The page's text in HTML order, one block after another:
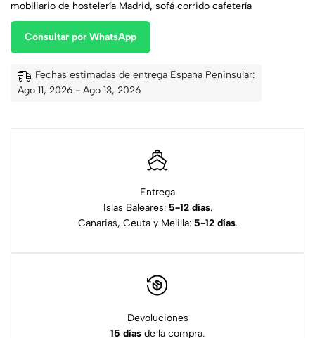
mobiliario de hostelería Madrid, sofá corrido cafetería
Consultar por WhatsApp
Fechas estimadas de entrega España Peninsular:
Ago 11, 2026 - Ago 13, 2026
Entrega
Islas Baleares: 5-12 días.
Canarias, Ceuta y Melilla: 5-12 días.
Devoluciones
15 días de la compra.